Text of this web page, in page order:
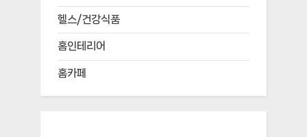
헬스/건강식품
홈인테리어
홈카페